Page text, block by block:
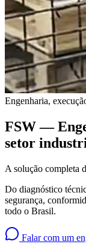
Engenharia,
FSW —
setor
A solução completa
Do diagnóstico
segurança,
todo o Brasil.
Falar com um